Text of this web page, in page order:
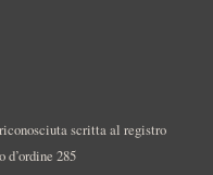
scritta al registro
285